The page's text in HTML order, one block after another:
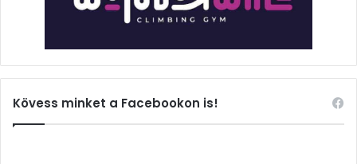
Kövess minket a Facebookon is!